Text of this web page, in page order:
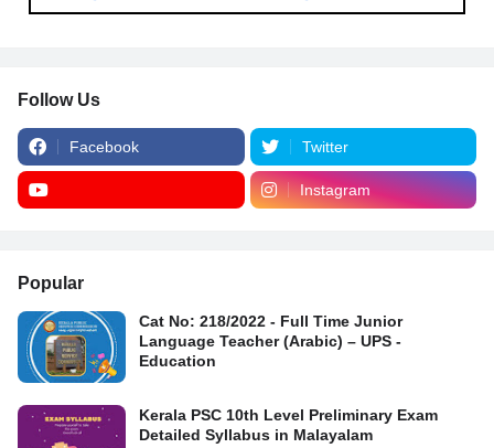
Follow Us
Facebook Twitter
Instagram
Popular
Cat No: 218/2022 - Full Time Junior
Language Teacher (Arabic) – UPS -
Education
Kerala PSC 10th Level Preliminary Exam
Detailed Syllabus in Malayalam